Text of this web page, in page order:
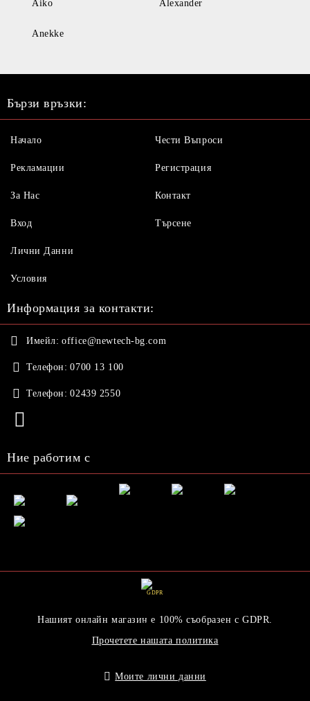
Aiko Alexander
Anekke
Бързи връзки:
Начало
Рекламации
За Нас
Вход
Чести Въпроси
Регистрация
Контакт
Търсене
Лични Данни
Условия
Информация за контакти:
Имейл: office@newtech-bg.com
Телефон: 0700 13 100
Телефон: 02439 2550
Ние работим с
GDPR
Нашият онлайн магазин е 100% съобразен с GDPR.
Прочетете нашата политика
Моите лични данни